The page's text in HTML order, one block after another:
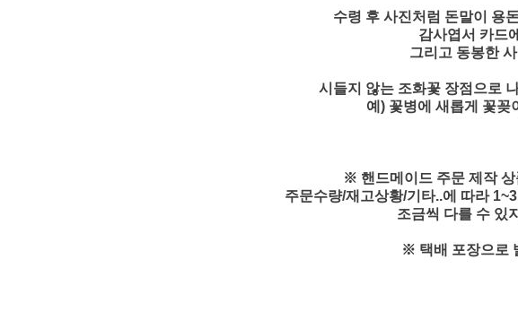
수령 후 사진처럼 돈말이 용
감사엽서 카드
그리고 동봉한
시들지 않는 조화꽃 장점으로
예) 꽃병에 새롭게 꽃꽂
※ 핸드메이드 주문 제작
주문수량/재고상황/기타..에 따라
조금씩 다를 수 있
※ 택배 포장으로